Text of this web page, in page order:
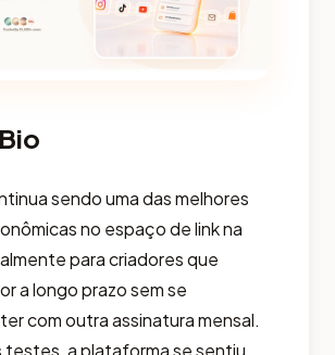
sendo uma das melhores
no espaço de link na
para criadores que
a longo prazo sem se
com outra assinatura mensal.
testes, a plataforma se sentiu